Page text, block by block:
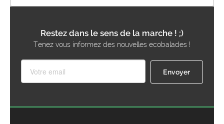
Restez dans le sens de la marche ! ;)
Tenez vous informez des nouvelles ecobalades !